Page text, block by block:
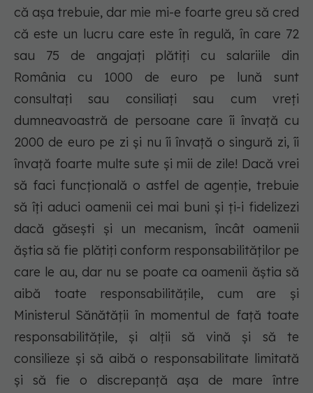
că așa trebuie, dar mie mi-e foarte greu să cred
că este un lucru care este în regulă, în care 72
sau 75 de angajați plătiți cu salariile din
România cu 1000 de euro pe lună sunt
consultați sau consiliați sau cum vreți
dumneavoastră de persoane care îi învață cu
2000 de euro pe zi și nu îi învață o singură zi, îi
învață foarte multe sute și mii de zile! Dacă vrei
să faci funcțională o astfel de agenție, trebuie
să îți aduci oamenii cei mai buni și ți-i fidelizezi
dacă găsești și un mecanism, încât oamenii
ăștia să fie plătiți conform responsabilităților pe
care le au, dar nu se poate ca oamenii ăștia să
aibă toate responsabilitățile, cum are și
Ministerul Sănătății în momentul de față toate
responsabilitățile, și alții să vină și să te
consilieze și să aibă o responsabilitate limitată
și să fie o discrepanță așa de mare între